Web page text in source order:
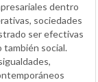
dentro
sociedades
ser efectivas
también social.